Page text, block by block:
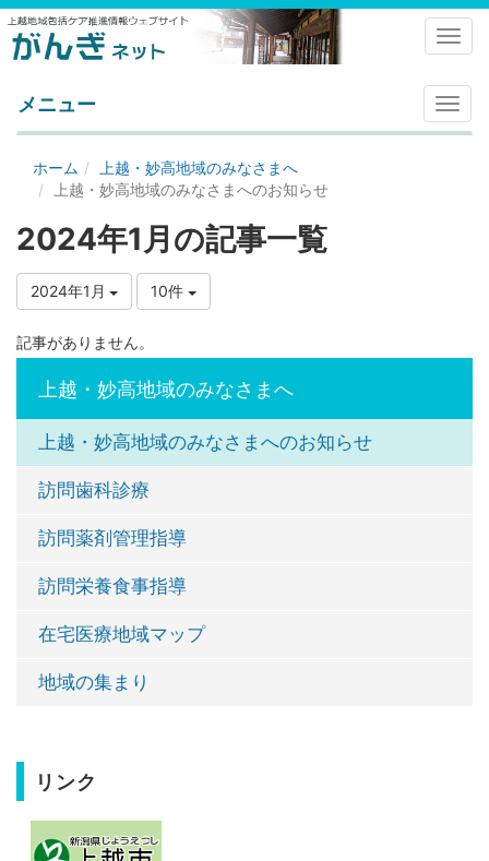
メ
ニ
メニュー
ホーム
上越・妙高地域のみなさまへ
上越・妙高地域のみなさまへのお知らせ
2024年1月の記事一覧
2024年1月 10件
記事がありません。
上越・妙高地域のみなさまへ
上越・妙高地域のみなさまへのお知らせ
訪問歯科診療
訪問薬剤管理指導
訪問栄養食事指導
在宅医療地域マップ
地域の集まり
リンク